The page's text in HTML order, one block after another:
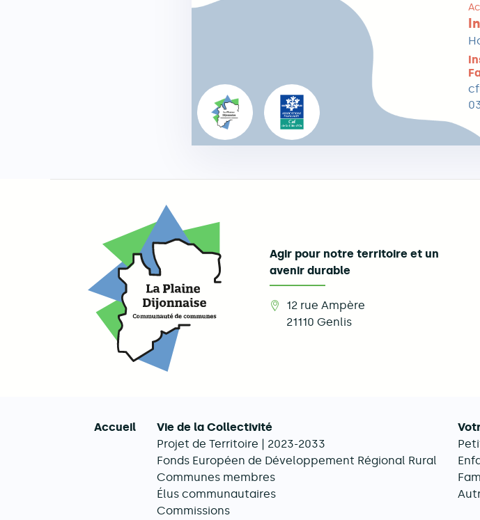
Agir pour notre territoire et un
avenir durable
12 rue Ampère
21110 Genlis
Navigation principale
Accueil
Vie de la Collectivité
Projet de Territoire | 2023-2033
Fonds Européen de Développement Régional Rural
Communes membres
Élus communautaires
Commissions